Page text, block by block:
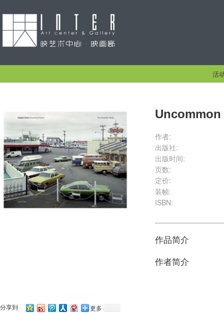
活
分享到 更多
Uncommon
作者:
出版社:
出版时间:
页数:
定价:
装帧:
ISBN:
作品简介
作者简介